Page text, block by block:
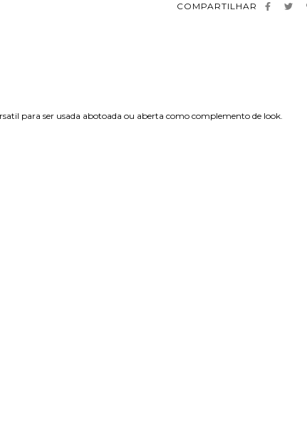
COMPARTILHAR
para ser usada abotoada ou aberta como complemento de look.